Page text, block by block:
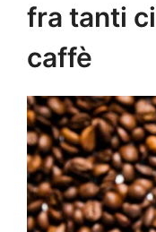
fra tanti
caffè